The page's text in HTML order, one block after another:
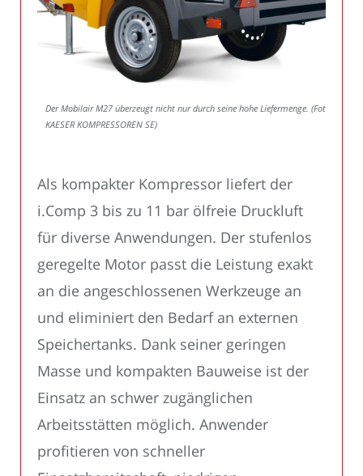
Der Mobilair M27 überzeugt nicht nur durch seine hohe Liefermenge. (Foto:
KAESER KOMPRESSOREN SE)
Als kompakter Kompressor liefert der
i.Comp 3 bis zu 11 bar ölfreie Druckluft
für diverse Anwendungen. Der stufenlos
geregelte Motor passt die Leistung exakt
an die angeschlossenen Werkzeuge an
und eliminiert den Bedarf an externen
Speichertanks. Dank seiner geringen
Masse und kompakten Bauweise ist der
Einsatz an schwer zugänglichen
Arbeitsstätten möglich. Anwender
profitieren von schneller